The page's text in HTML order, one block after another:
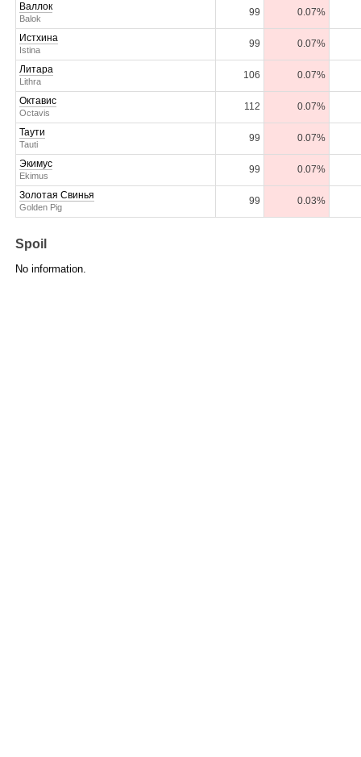
Валлок
Balok
99 0.07%
Истхина
Istina
99 0.07%
Литара
Lithra
106 0.07%
Октавис
Octavis
112 0.07%
Таути
Tauti
99 0.07%
Экимус
Ekimus
99 0.07%
Золотая Свинья
Golden Pig
99 0.03%
Spoil
No information.